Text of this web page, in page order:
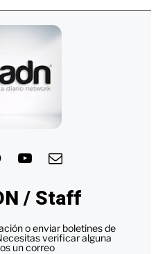
/ Staff
o enviar boletines de
verificar alguna
un correo